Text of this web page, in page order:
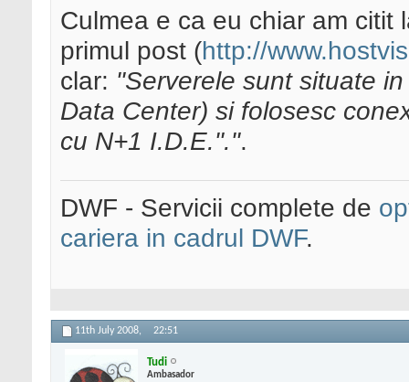
Culmea e ca eu chiar am citit
primul post (http://
clar: "Serverele sunt situate
Data Center) si folosesc
cu N+1 I.D.E.".".
DWF - Servicii complete de
cariera in cadrul DWF.
11th July 2008, 22:51
Tudi
Ambasador